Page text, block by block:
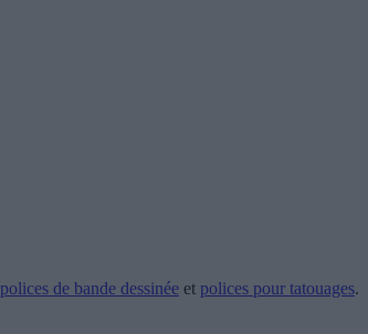
polices de bande dessinée et polices pour tatouages.